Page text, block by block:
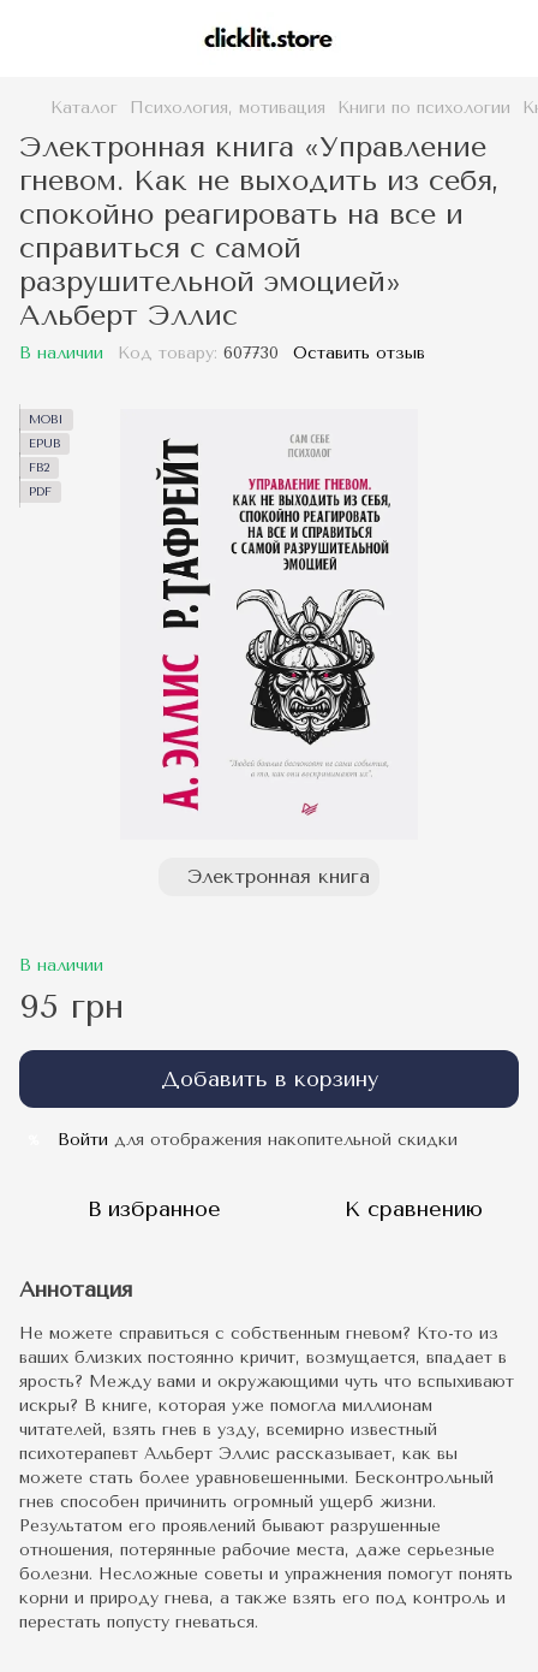
Каталог Психология, мотивация Книги по психологии
Электронная книга «Управление
гневом. Как не выходить из себя,
спокойно реагировать на все и
справиться с самой
разрушительной эмоцией»
Альберт Эллис
В наличии Код товару: 607730 Оставить отзыв
MOBI
EPUB
FB2
PDF
Электронная книга
В наличии
95 грн
Добавить в корзину
Войти для отображения накопительной скидки
В избранное К сравнению
Аннотация
Не можете справиться с собственным гневом? Кто-то из
ваших близких постоянно кричит, возмущается, впадает в
ярость? Между вами и окружающими чуть что вспыхивают
искры? В книге, которая уже помогла миллионам
читателей, взять гнев в узду, всемирно известный
психотерапевт Альберт Эллис рассказывает, как вы
можете стать более уравновешенными. Бесконтрольный
гнев способен причинить огромный ущерб жизни.
Результатом его проявлений бывают разрушенные
отношения, потерянные рабочие места, даже серьезные
болезни. Несложные советы и упражнения помогут понять
корни и природу гнева, а также взять его под контроль и
перестать попусту гневаться.